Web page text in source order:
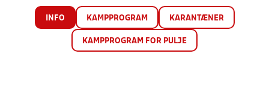
INFO KAMPPROGRAM KARANTÆNER
KAMPPROGRAM FOR PULJE